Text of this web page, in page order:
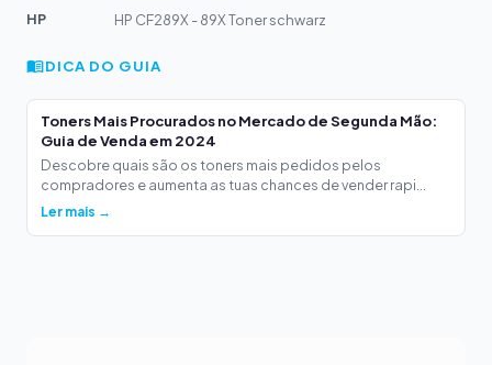
HP
HP CF289X - 89X Toner schwarz
DICA DO GUIA
Toners Mais Procurados no Mercado de Segunda Mão:
Guia de Venda em 2024
Descobre quais são os toners mais pedidos pelos
compradores e aumenta as tuas chances de vender rapi...
Ler mais →